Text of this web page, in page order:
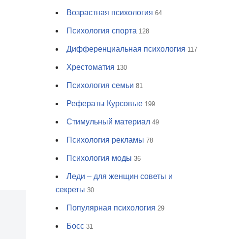
Возрастная психология 64
Психология спорта 128
Дифференциальная психология 117
Хрестоматия 130
Психология семьи 81
Рефераты Курсовые 199
Стимульный материал 49
Психология рекламы 78
Психология моды 36
Леди – для женщин советы и
секреты 30
Популярная психология 29
Босс 31